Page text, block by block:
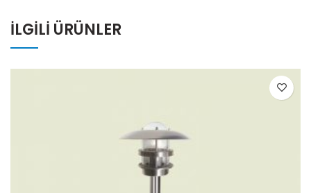
İLGILI ÜRÜNLER